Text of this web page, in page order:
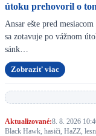
útoku prehovoril o
Ansar ešte pred
sa zotavuje po vážnom
sánk…
Zobraziť viac
Aktualizované:8. 8. 2026
Black Hawk, hasiči, HaZZ,